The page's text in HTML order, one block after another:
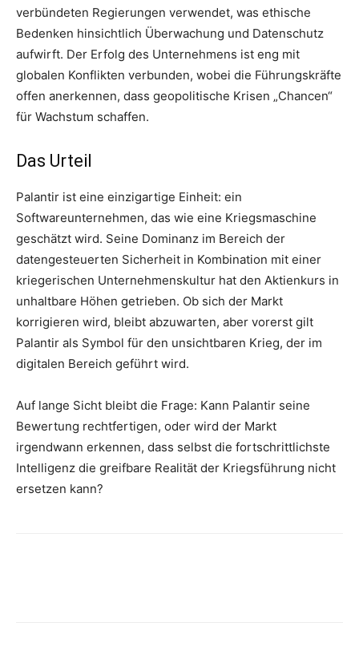
verbündeten Regierungen verwendet, was ethische
Bedenken hinsichtlich Überwachung und Datenschutz
aufwirft. Der Erfolg des Unternehmens ist eng mit
globalen Konflikten verbunden, wobei die Führungskräfte
offen anerkennen, dass geopolitische Krisen „Chancen“
für Wachstum schaffen.
Das Urteil
Palantir ist eine einzigartige Einheit: ein
Softwareunternehmen, das wie eine Kriegsmaschine
geschätzt wird. Seine Dominanz im Bereich der
datengesteuerten Sicherheit in Kombination mit einer
kriegerischen Unternehmenskultur hat den Aktienkurs in
unhaltbare Höhen getrieben. Ob sich der Markt
korrigieren wird, bleibt abzuwarten, aber vorerst gilt
Palantir als Symbol für den unsichtbaren Krieg, der im
digitalen Bereich geführt wird.
Auf lange Sicht bleibt die Frage: Kann Palantir seine
Bewertung rechtfertigen, oder wird der Markt
irgendwann erkennen, dass selbst die fortschrittlichste
Intelligenz die greifbare Realität der Kriegsführung nicht
ersetzen kann?